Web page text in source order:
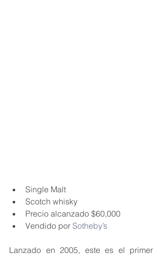
Single Malt
Scotch whisky
Precio alcanzado $60,000
Vendido por Sotheby’s
Lanzado en 2005, este es el primer